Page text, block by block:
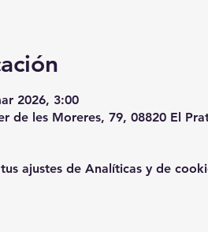
2026, 3:00
de les Moreres, 79, 08820 El
ajustes de Analíticas y de